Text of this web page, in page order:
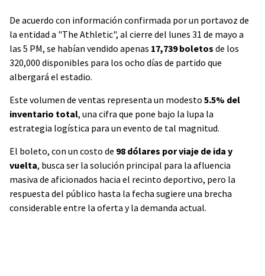
De acuerdo con información confirmada por un portavoz de
la entidad a "The Athletic", al cierre del lunes 31 de mayo a
las 5 PM, se habían vendido apenas 17,739 boletos de los
320,000 disponibles para los ocho días de partido que
albergará el estadio.
Este volumen de ventas representa un modesto 5.5% del
inventario total, una cifra que pone bajo la lupa la
estrategia logística para un evento de tal magnitud.
El boleto, con un costo de 98 dólares por viaje de ida y
vuelta, busca ser la solución principal para la afluencia
masiva de aficionados hacia el recinto deportivo, pero la
respuesta del público hasta la fecha sugiere una brecha
considerable entre la oferta y la demanda actual.